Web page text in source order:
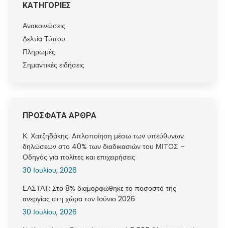
ΚΑΤΗΓΟΡΙΕΣ
Ανακοινώσεις
Δελτία Τύπου
Πληρωμές
Σημαντικές ειδήσεις
ΠΡΟΣΦΑΤΑ ΑΡΘΡΑ
Κ. Χατζηδάκης: Aπλοποίηση μέσω των υπεύθυνων
δηλώσεων στο 40% των διαδικασιών του ΜΙΤΟΣ –
Οδηγός για πολίτες και επιχειρήσεις
30 Ιουλίου, 2026
ΕΛΣΤΑΤ: Στο 8% διαμορφώθηκε το ποσοστό της
ανεργίας στη χώρα τον Ιούνιο 2026
30 Ιουλίου, 2026